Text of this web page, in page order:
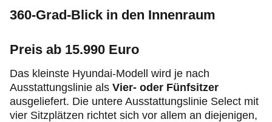
360-Grad-Blick in den Innenraum
Preis ab 15.990 Euro
Das kleinste Hyundai-Modell wird je nach
Ausstattungslinie als Vier- oder Fünfsitzer
ausgeliefert. Die untere Ausstattungslinie Select mit
vier Sitzplätzen richtet sich vor allem an diejenigen,